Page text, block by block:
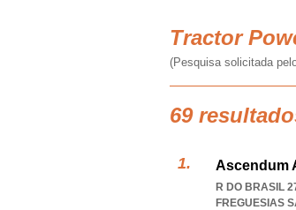
Tractor
(Pesquisa solicitada
69
Ascendum
R DO BRASIL
FREGUESIAS